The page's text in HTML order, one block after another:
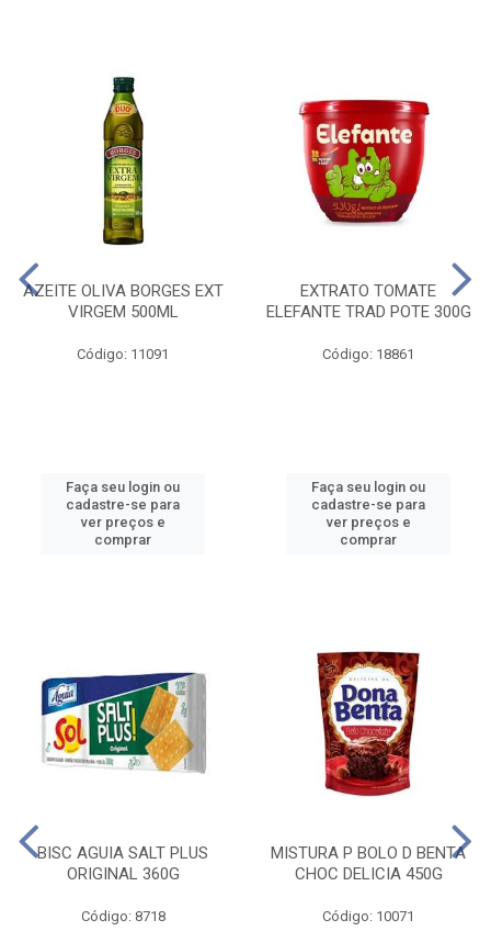
AZEITE OLIVA BORGES EXT
VIRGEM 500ML
Código: 11091
Faça seu login ou
cadastre-se para
ver preços e
comprar
EXTRATO TOMATE
ELEFANTE TRAD POTE 300G
Código: 18861
Faça seu login ou
cadastre-se para
ver preços e
comprar
BISC AGUIA SALT PLUS
ORIGINAL 360G
Código: 8718
MISTURA P BOLO D BENTA
CHOC DELICIA 450G
Código: 10071